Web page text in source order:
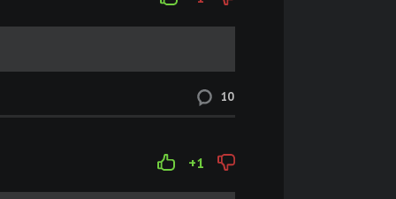
Скачать
Скачать
10
+1